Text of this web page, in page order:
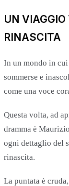
UN
RINASCITA
In un mondo in
sommerse e
come una voce
Questa volta, ad
dramma è
ogni dettaglio del
rinascita.
La puntata è